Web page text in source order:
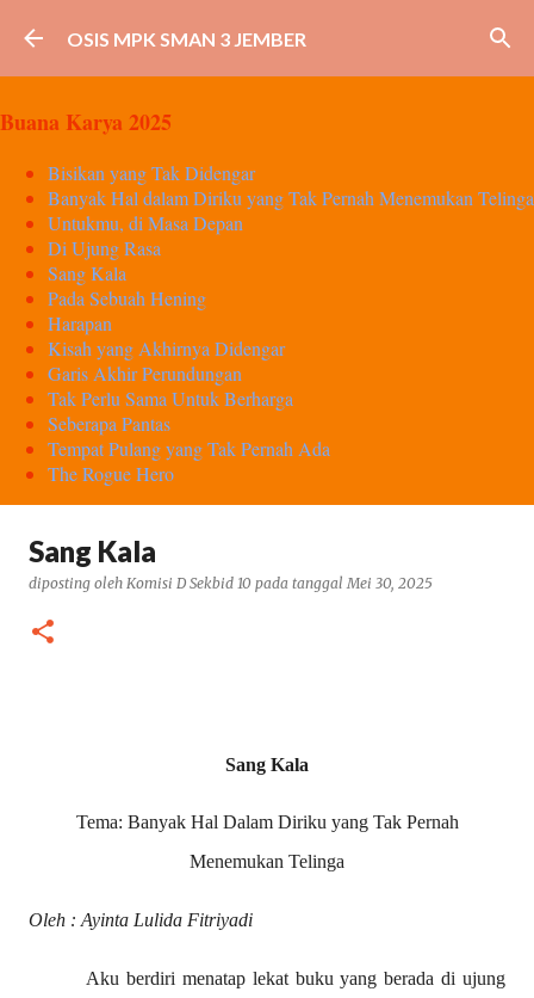
Langsung ke konten utama
OSIS MPK SMAN 3 JEMBER
Buana Karya 2025
Bisikan yang Tak Didengar
Banyak Hal dalam Diriku yang Tak Pernah Menemukan Telinga
Untukmu, di Masa Depan
Di Ujung Rasa
Sang Kala
Pada Sebuah Hening
Harapan
Kisah yang Akhirnya Didengar
Garis Akhir Perundungan
Tak Perlu Sama Untuk Berharga
Seberapa Pantas
Tempat Pulang yang Tak Pernah Ada
The Rogue Hero
Sang Kala
diposting oleh Komisi D Sekbid 10 pada tanggalMei 30, 2025
Sang Kala
Tema: Banyak Hal Dalam Diriku yang Tak Pernah
Menemukan Telinga
Oleh : Ayinta Lulida Fitriyadi
Aku berdiri menatap lekat buku yang berada di ujung